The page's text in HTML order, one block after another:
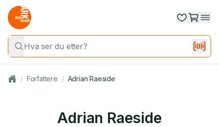
/ Forfattere / Adrian Raeside
Adrian Raeside